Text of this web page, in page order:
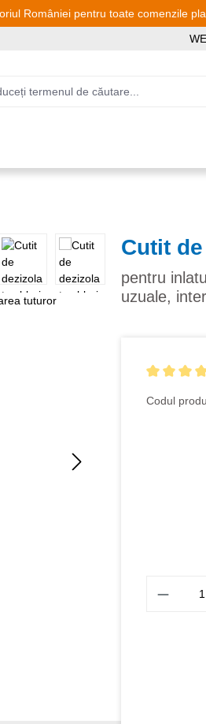
României pentru toate comenzile
Cutit
pentru
uzuale,
Codul